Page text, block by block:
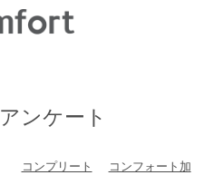
ンケート
コンプリート
コンフォート加